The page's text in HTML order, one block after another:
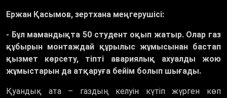
Ержан Қасымов, зертхана меңгерушісі:
- Бұл мамандықта 50 студент оқып жатыр. Олар газ
құбырын монтаждай құрылыс жұмысынан бастап
қызмет көрсету, тіпті авариялық ахуалды жою
жұмыстарын да атқаруға бейім болып шығады.
Қуандық ата – газдың келуін күтіп жүрген көп